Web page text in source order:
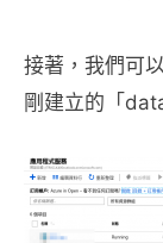
接著，我們可
剛建立的「